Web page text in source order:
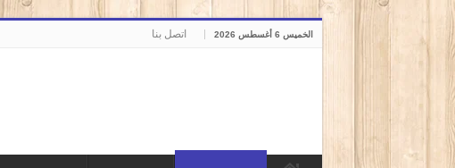
الخميس 6 أغسطس 2026 اتصل بنا